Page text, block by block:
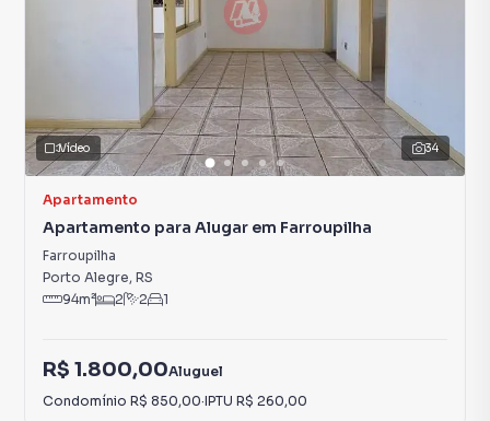
34
Vídeo
Apartamento
Apartamento para Alugar em Farroupilha
Farroupilha
Porto Alegre, RS
94m² 2 2 1
R$ 1.800,00Aluguel
Condomínio R$ 850,00·IPTU R$ 260,00